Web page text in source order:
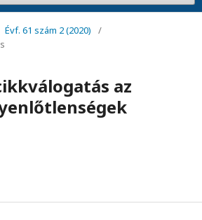
Évf. 61 szám 2 (2020)
/
az